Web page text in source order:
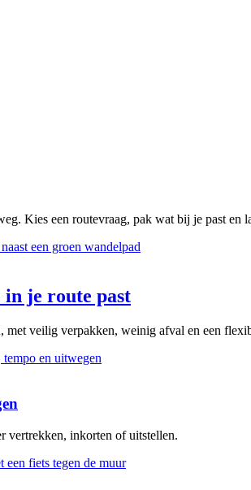
Kies een routevraag, pak wat bij je past en
in je route past
met veilig verpakken, weinig afval en een
vertrekken, inkorten of uitstellen.